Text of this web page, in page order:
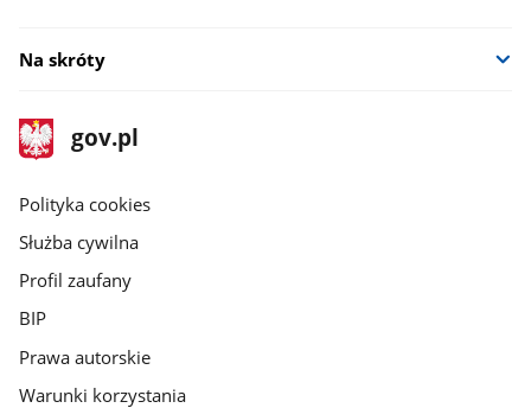
Na skróty
stopka
gov.pl
Strona
gov.pl
gov.pl
Polityka cookies
Służba cywilna
Profil zaufany
BIP
Prawa autorskie
Warunki korzystania